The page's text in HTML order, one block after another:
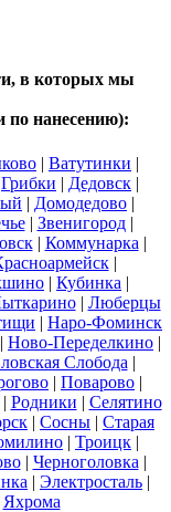
в которых мы
по нанесению):
| Ватутинки |
Грибки | Дедовск |
| Домодедово |
| Звенигород|
| Коммунарка |
|
| Кубинка |
| Люберцы
| Наро-Фоминск
| Ново-Переделкино |
Слобода |
| Поварово |
| Родники | Селятино
| Сосны | Старая
| Троицк |
| Черноголовка |
| Электросталь |
Яхрома